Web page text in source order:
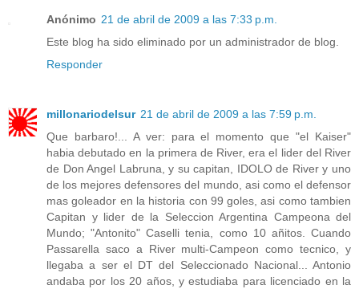
Anónimo 21 de abril de 2009 a las 7:33 p.m.
Este blog ha sido eliminado por un administrador de blog.
Responder
millonariodelsur 21 de abril de 2009 a las 7:59 p.m.
Que barbaro!... A ver: para el momento que "el Kaiser"
habia debutado en la primera de River, era el lider del River
de Don Angel Labruna, y su capitan, IDOLO de River y uno
de los mejores defensores del mundo, asi como el defensor
mas goleador en la historia con 99 goles, asi como tambien
Capitan y lider de la Seleccion Argentina Campeona del
Mundo; "Antonito" Caselli tenia, como 10 añitos. Cuando
Passarella saco a River multi-Campeon como tecnico, y
llegaba a ser el DT del Seleccionado Nacional... Antonio
andaba por los 20 años, y estudiaba para licenciado en la